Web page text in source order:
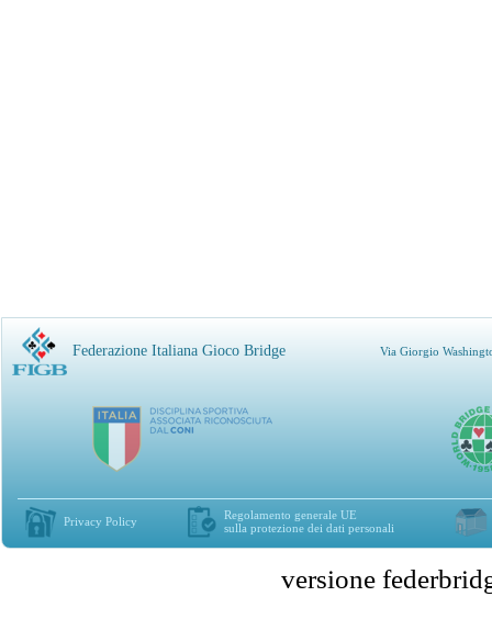
Federazione Italiana Gioco Bridge Via Giorgio
Privacy Policy
Regolamento generale UE
sulla protezione dei dati personali
versione